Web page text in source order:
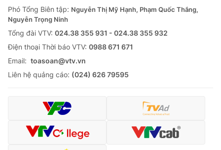
Phó Tổng Biên tập: Nguyễn Thị Mỹ Hạnh, Phạm Quốc Thắng,
Nguyễn Trọng Ninh
Tổng đài VTV: 024.38 355 931 - 024.38 355 932
Ðiện thoại Thời báo VTV: 0988 671 671
Email: toasoan@vtv.vn
Liên hệ quảng cáo: (024) 626 79595